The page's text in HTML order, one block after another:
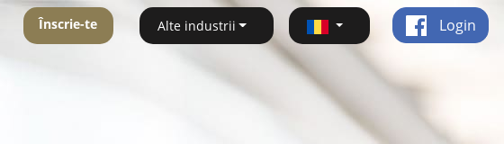
Înscrie-te Alte industrii Login